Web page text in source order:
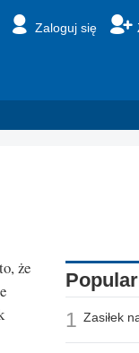
Zaloguj się
że
1 Zasiłek